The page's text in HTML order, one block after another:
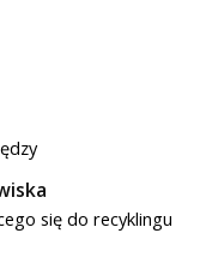
się do recyklingu